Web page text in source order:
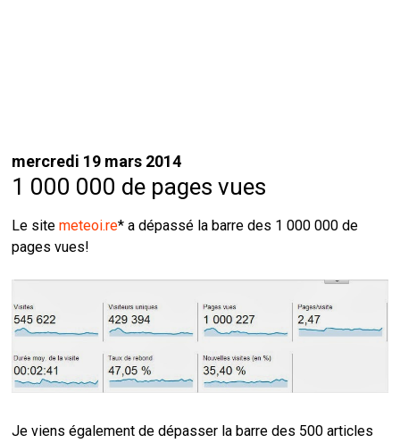
mercredi 19 mars 2014
1 000 000 de pages vues
Le sitemeteoi.re* a dépassé la barre des 1 000 000 de
pages vues!
Je viens également de dépasser la barre des 500 articles